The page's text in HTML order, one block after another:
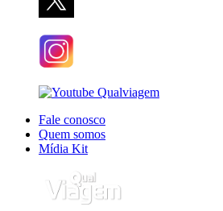
Fale conosco
Quem somos
Mídia Kit